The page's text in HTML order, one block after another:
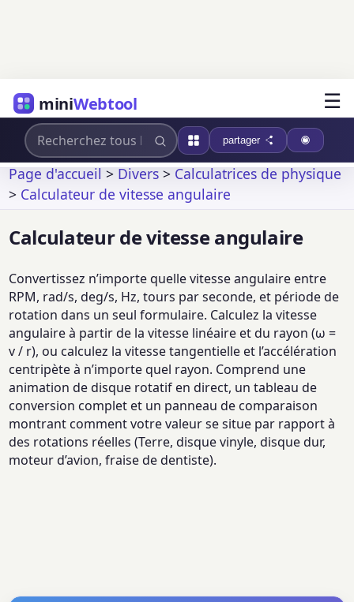
miniWebtool ☰
partager
Page d'accueil>Divers>Calculatrices de physique
> Calculateur de vitesse angulaire
Calculateur de vitesse angulaire
Convertissez n’importe quelle vitesse angulaire entre
RPM, rad/s, deg/s, Hz, tours par seconde, et période de
rotation dans un seul formulaire. Calculez la vitesse
angulaire à partir de la vitesse linéaire et du rayon (ω =
v / r), ou calculez la vitesse tangentielle et l’accélération
centripète à n’importe quel rayon. Comprend une
animation de disque rotatif en direct, un tableau de
conversion complet et un panneau de comparaison
montrant comment votre valeur se situe par rapport à
des rotations réelles (Terre, disque vinyle, disque dur,
moteur d’avion, fraise de dentiste).